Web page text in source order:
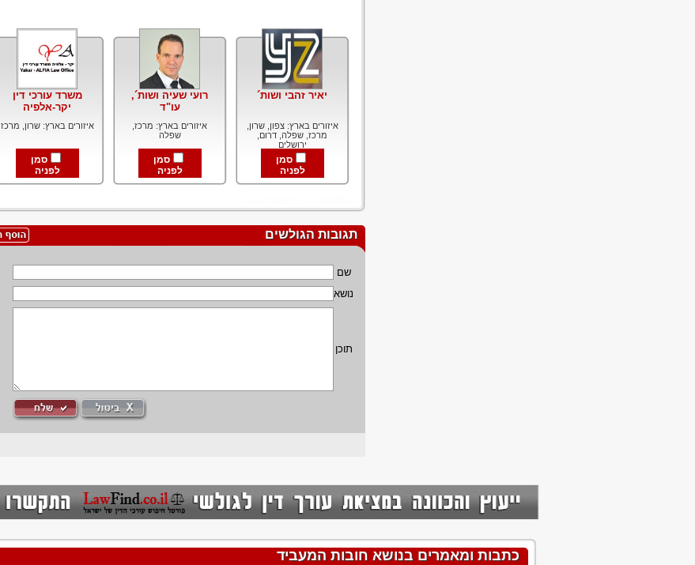
יאיר זהבי ושות´
איזורים בארץ: צפון, שרון,
מרכז, שפלה, דרום,
ירושלים
סמן
לפניה
רועי שעיה ושות´,
עו"ד
איזורים בארץ: מרכז,
שפלה
סמן
לפניה
משרד עורכי דין
יקר-אלפיה
איזורים בארץ: שרון, מרכז
סמן
לפניה
תגובות הגולשים
שם
נושא
תוכן
כתבות ומאמרים בנושא חובות המעביד